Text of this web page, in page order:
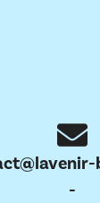
-